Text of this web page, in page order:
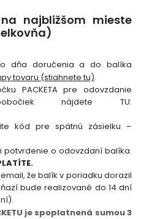
najbližšom mieste
dňa doručenia a do balíka
.
PACKETA pre odovzdanie
nájdete TU:
kód pre spätnú zásielku –
o odovzdaní balíka.
že balík v poriadku dorazil
bude realizované do 14 dní
je spoplatnená sumou 3